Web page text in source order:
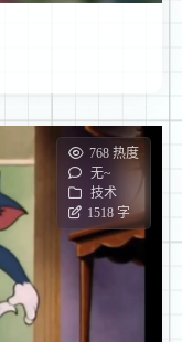
768 热度
无~
技术
1518 字